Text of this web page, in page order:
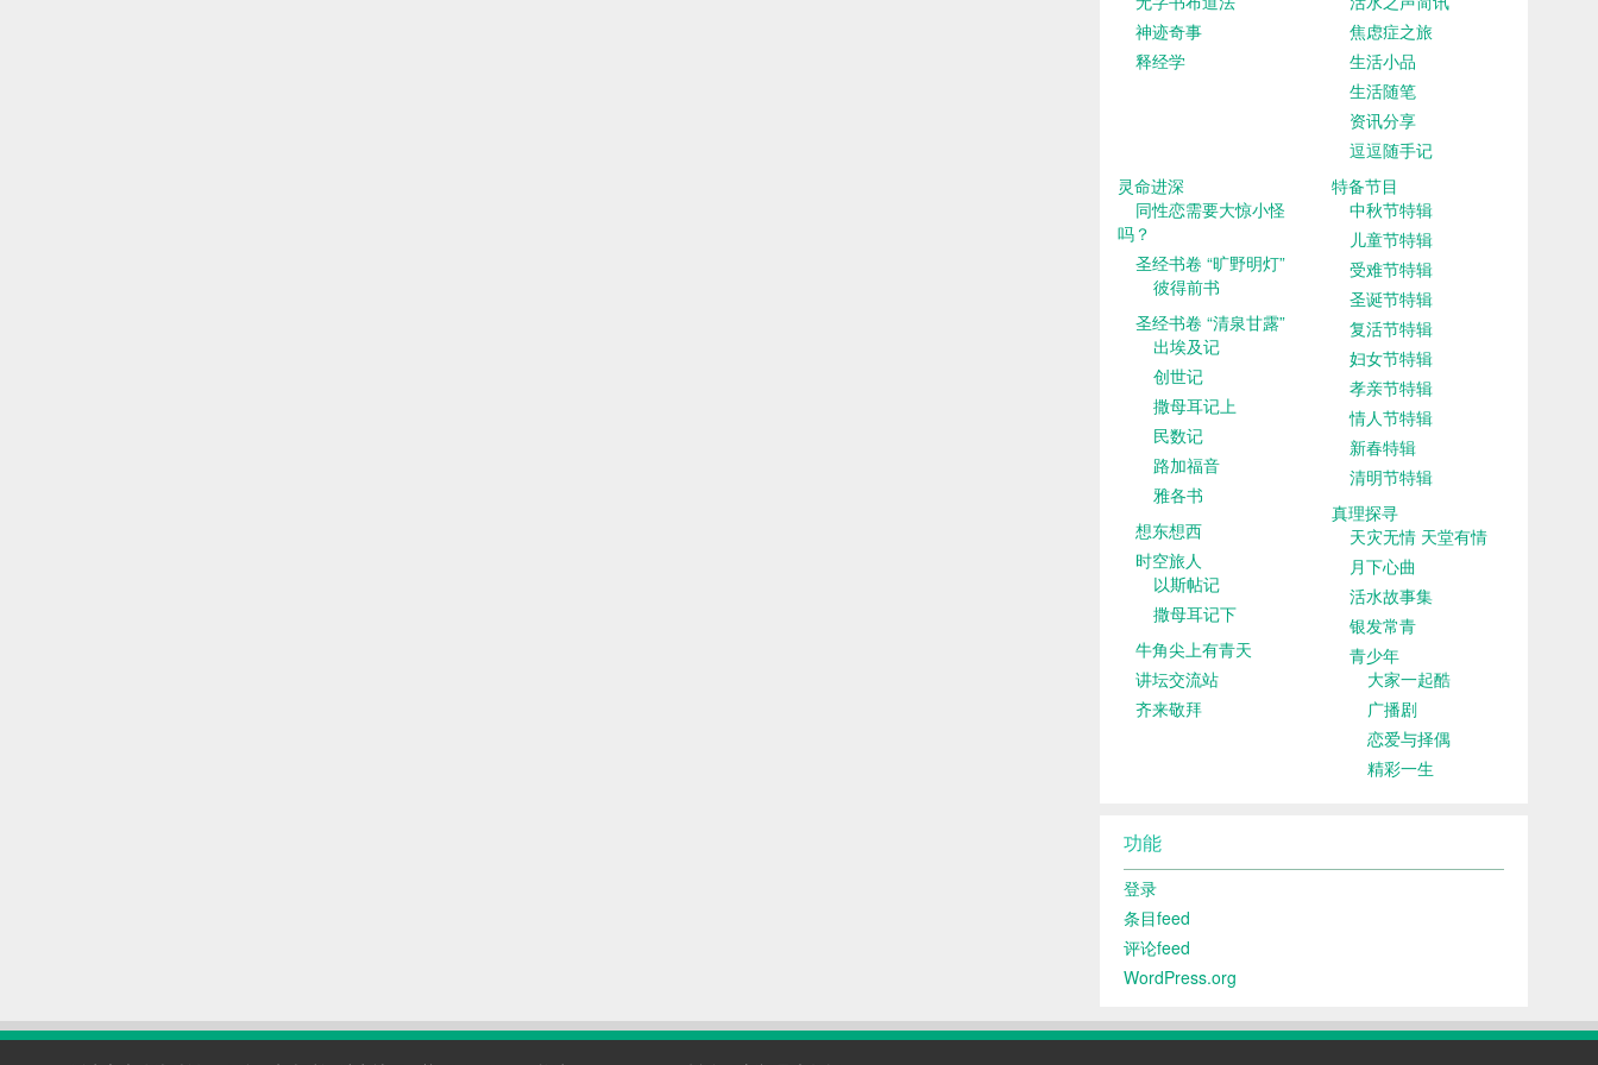
神迹奇事
释经学
焦虑症之旅
生活小品
生活随笔
资讯分享
逗逗随手记
灵命进深
同性恋需要大惊小怪
吗？
圣经书卷 “旷野明灯”
彼得前书
圣经书卷 “清泉甘露”
出埃及记
创世记
撒母耳记上
民数记
路加福音
雅各书
想东想西
时空旅人
以斯帖记
撒母耳记下
牛角尖上有青天
讲坛交流站
齐来敬拜
特备节目
中秋节特辑
儿童节特辑
受难节特辑
圣诞节特辑
复活节特辑
妇女节特辑
孝亲节特辑
情人节特辑
新春特辑
清明节特辑
真理探寻
天灾无情 天堂有情
月下心曲
活水故事集
银发常青
青少年
大家一起酷
广播剧
恋爱与择偶
精彩一生
功能
登录
条目feed
评论feed
WordPress.org